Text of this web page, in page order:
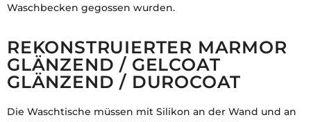
Waschbecken gegossen wurden.
REKONSTRUIERTER MARMOR
GLÄNZEND / GELCOAT
GLÄNZEND / DUROCOAT
Die Waschtische müssen mit Silikon an der Wand und an